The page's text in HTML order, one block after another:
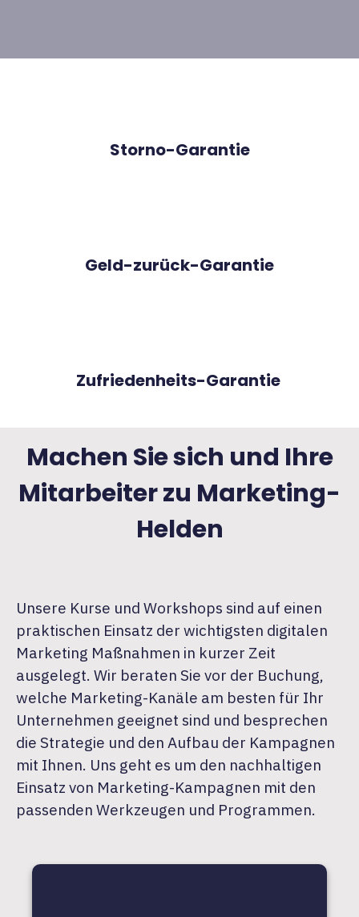
Storno-Garantie
Geld-zurück-Garantie
Zufriedenheits-Garantie
Machen Sie sich und Ihre
Mitarbeiter zu Marketing-
Helden
Unsere Kurse und Workshops sind auf einen
praktischen Einsatz der wichtigsten digitalen
Marketing Maßnahmen in kurzer Zeit
ausgelegt. Wir beraten Sie vor der Buchung,
welche Marketing-Kanäle am besten für Ihr
Unternehmen geeignet sind und besprechen
die Strategie und den Aufbau der Kampagnen
mit Ihnen. Uns geht es um den nachhaltigen
Einsatz von Marketing-Kampagnen mit den
passenden Werkzeugen und Programmen.